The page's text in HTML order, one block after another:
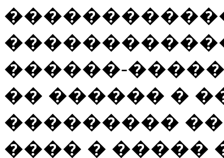
������-
�� ������ �
���������
׸����